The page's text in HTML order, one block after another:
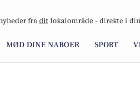
fra dit lokalområde - direkte i
MØD DINE NABOER SPORT